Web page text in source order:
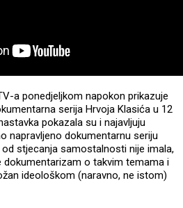
a ponedjeljkom napokon prikazuje
serija Hrvoja Klasića u 12
pokazala su i najavljuju
napravljeno dokumentarnu seriju
stjecanja samostalnosti nije imala,
dokumentarizam o takvim temama i
ideološkom (naravno, ne istom)